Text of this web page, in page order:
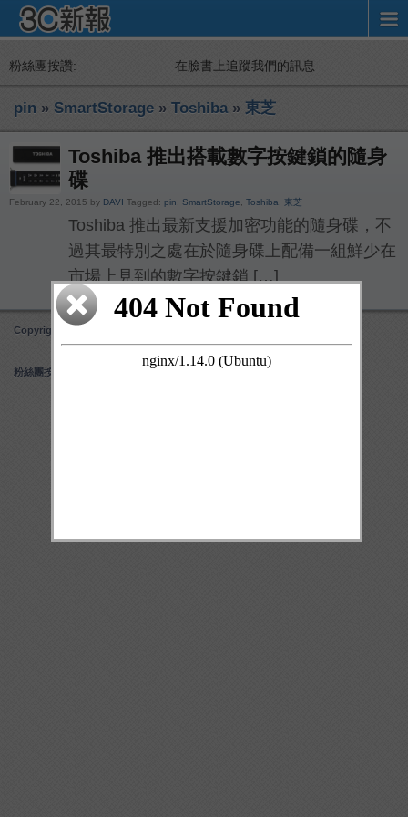
粉絲團按讚: 在臉書上追蹤我們的訊息
pin » SmartStorage » Toshiba» 東芝
Toshiba 推出搭載數字按鍵鎖的隨身
碟
February 22, 2015 by DAVI Tagged: pin SmartStorage Toshiba 東芝
Toshiba 推出最新支援加密功能的隨身碟，不
過其最特別之處在於隨身碟上配備一組鮮少在
市場上見到的數字按鍵鎖 […]
Copyright 3C 新報
Obox Mobile Framework created by Obox Design
粉絲團按讚: